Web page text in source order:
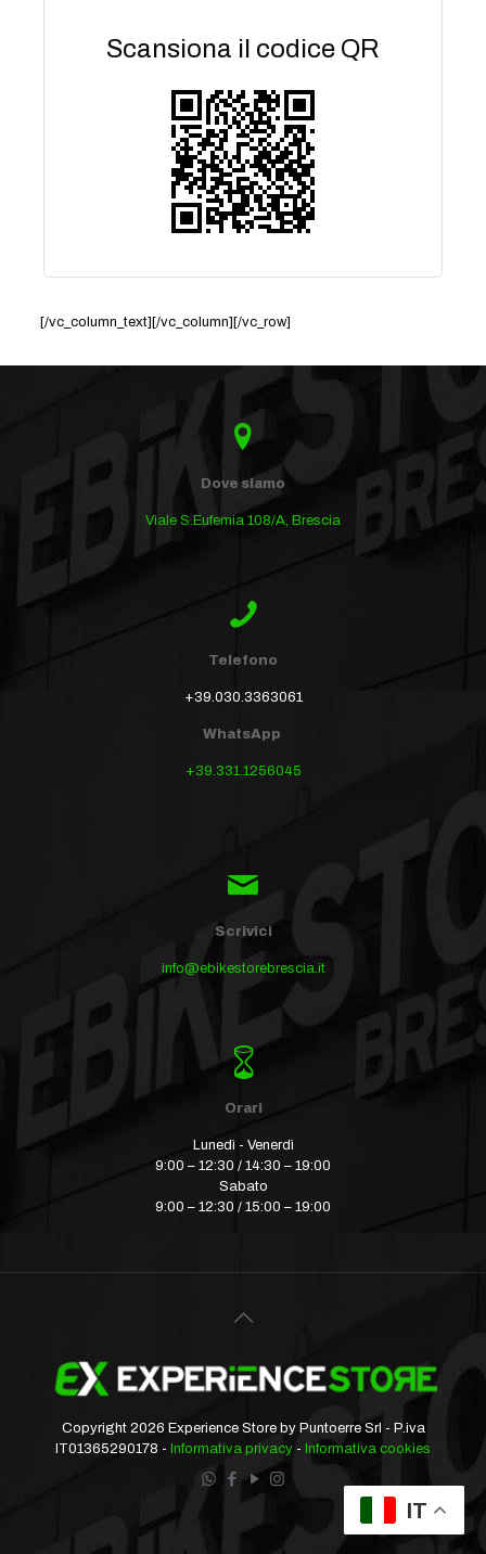
Scansiona il codice QR
[/vc_column_text][/vc_column][/vc_row]
Dove siamo
Viale S.Eufemia 108/A, Brescia
Telefono
+39.030.3363061
WhatsApp
+39.331.1256045
Scrivici
info@ebikestorebrescia.it
Orari
Lunedì - Venerdì
9:00 – 12:30 / 14:30 – 19:00
Sabato
9:00 – 12:30 / 15:00 – 19:00
Copyright 2026 Experience Store by Puntoerre Srl - P.iva
IT01365290178 - Informativa privacy - Informativa cookies
IT